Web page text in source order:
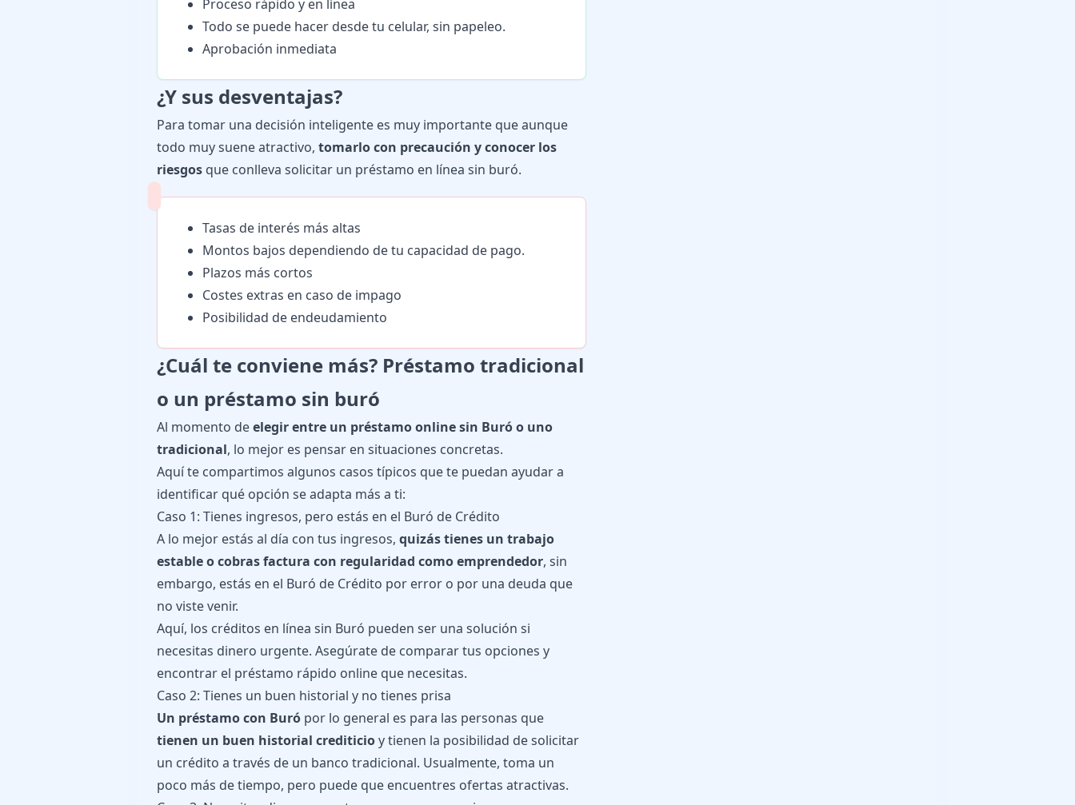
Proceso rápido y en línea
Todo se puede hacer desde tu celular, sin papeleo.
Aprobación inmediata
¿Y sus desventajas?
Para tomar una decisión inteligente es muy importante que aunque
todo muy suene atractivo, tomarlo con precaución y conocer los
riesgos que conlleva solicitar un préstamo en línea sin buró.
Tasas de interés más altas
Montos bajos dependiendo de tu capacidad de pago.
Plazos más cortos
Costes extras en caso de impago
Posibilidad de endeudamiento
¿Cuál te conviene más? Préstamo tradicional
o un préstamo sin buró
Al momento deelegir entre un préstamo online sin Buró o uno
tradicional, lo mejor es pensar en situaciones concretas.
Aquí te compartimos algunos casos típicos que te puedan ayudar a
identificar qué opción se adapta más a ti:
Caso 1: Tienes ingresos, pero estás en el Buró de Crédito
A lo mejor estás al día con tus ingresos, quizás tienes un trabajo
estable o cobras factura con regularidad como emprendedor, sin
embargo, estás en el Buró de Crédito por error o por una deuda que
no viste venir.
Aquí, los créditos en línea sin Buró pueden ser una solución si
necesitas dinero urgente. Asegúrate de comparar tus opciones y
encontrar el préstamo rápido online que necesitas.
Caso 2: Tienes un buen historial y no tienes prisa
Un préstamo con Buró por lo general es para las personas que
tienen un buen historial crediticioy tienen la posibilidad de solicitar
un crédito a través de un banco tradicional. Usualmente, toma un
poco más de tiempo, pero puede que encuentres ofertas atractivas.